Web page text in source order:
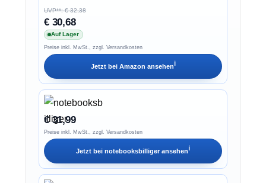
UVP**: € 32,38
€ 30,68
Auf Lager
Preise inkl. MwSt., zzgl. Versandkosten
Jetzt bei Amazon ansehenℹ︎
€ 31,99
Preise inkl. MwSt., zzgl. Versandkosten
Jetzt bei notebooksbilligeransehenℹ︎